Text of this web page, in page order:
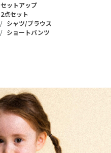
セットアップ
2点セット
シャツ/ブラウス
ショートパンツ